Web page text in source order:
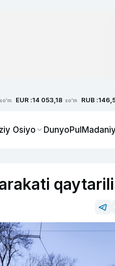
so'm EUR :14 053,18 so'm RUB :
Osiyo DunyoPul